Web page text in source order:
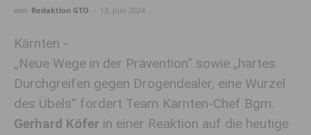
von Redaktion GTO - 13. Juni 2024
Kärnten -
„Neue Wege in der Prävention“ sowie „hartes
Durchgreifen gegen Drogendealer, eine Wurzel
des Übels“ fordert Team Kärnten-Chef Bgm.
Gerhard Köfer in einer Reaktion auf die heutige